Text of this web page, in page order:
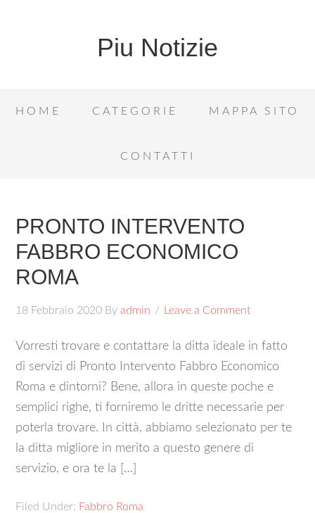
Piu Notizie
HOME CATEGORIE MAPPA SITO
CONTATTI
PRONTO INTERVENTO
FABBRO ECONOMICO
ROMA
18 Febbraio 2020 Byadmin Leave a Comment
Vorresti trovare e contattare la ditta ideale in fatto
di servizi di Pronto Intervento Fabbro Economico
Roma e dintorni? Bene, allora in queste poche e
semplici righe, ti forniremo le dritte necessarie per
poterla trovare. In città, abbiamo selezionato per te
la ditta migliore in merito a questo genere di
servizio, e ora te la […]
Filed Under: Fabbro Roma